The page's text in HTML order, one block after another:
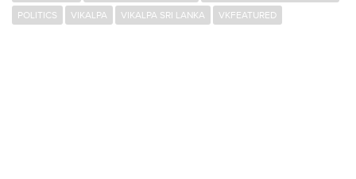
POLITICS
VIKALPA VIKALPA SRI LANKA VKFEATURED